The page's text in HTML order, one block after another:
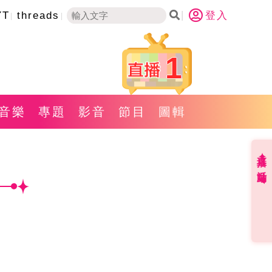
threads 登入
1
樂 專題 影音 節目 圖輯
直播✦活動